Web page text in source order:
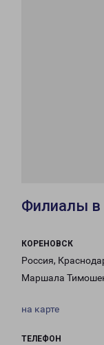
Филиалы в
КОРЕНОВСК
Россия,
Маршала
на карте
ТЕЛЕФОН